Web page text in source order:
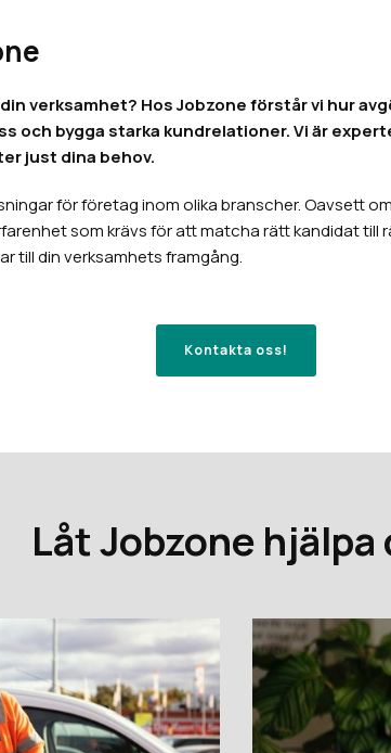
verksamhet? Hos Jobzone förstår vi hur
och bygga starka kundrelationer. Vi är
just dina behov.
för företag inom olika branscher. Oavsett
som krävs för att matcha rätt kandidat till
till din verksamhets framgång.
Kontakta oss!
Låt Jobzone hjälpa